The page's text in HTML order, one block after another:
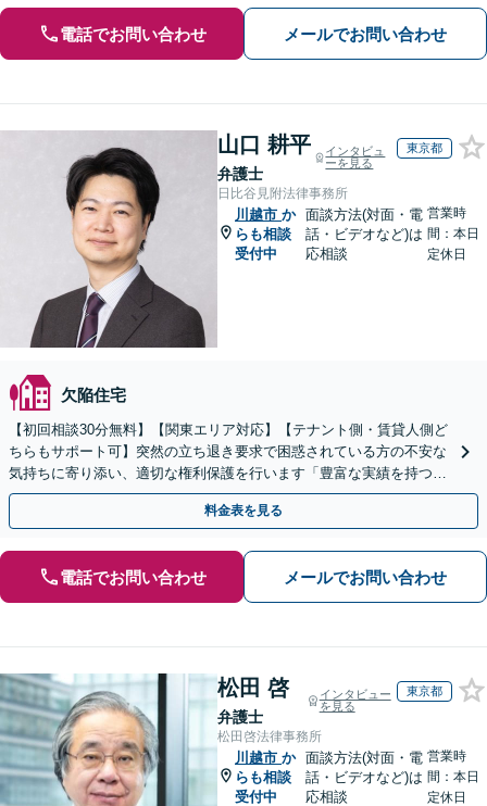
電話でお問い合わせ メールでお問い合わせ
山口 耕平
弁護士
インタビュ
ーを見る
東京都
日比谷見附法律事務所
川越市 か
らも相談
受付中
面談方法(対面・電
話・ビデオなど)は
応相談
営業時
間：本日
定休日
欠陥住宅
【初回相談30分無料】【関東エリア対応】【テナント側・賃貸人側ど
ちらもサポート可】突然の立ち退き要求で困惑されている方の不安な
気持ちに寄り添い、適切な権利保護を行います「豊富な実績を持つ弁
護士チームによる総合的サポート」【休日・夜間相談可】
料金表を見る
電話でお問い合わせ メールでお問い合わせ
松田 啓
弁護士
インタビュー
を見る
東京都
松田啓法律事務所
川越市 か
らも相談
受付中
面談方法(対面・電
話・ビデオなど)は
応相談
営業時
間：本日
定休日